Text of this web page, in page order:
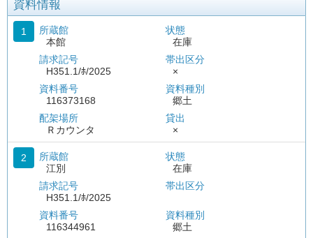
資料情報
1
所蔵館
本館
請求記号
H351.1/ﾎ/2025
資料番号
116373168
配架場所
Ｒカウンタ
状態
在庫
帯出区分
×
資料種別
郷土
貸出
×
2
所蔵館
江別
請求記号
H351.1/ﾎ/2025
資料番号
116344961
状態
在庫
帯出区分
資料種別
郷土